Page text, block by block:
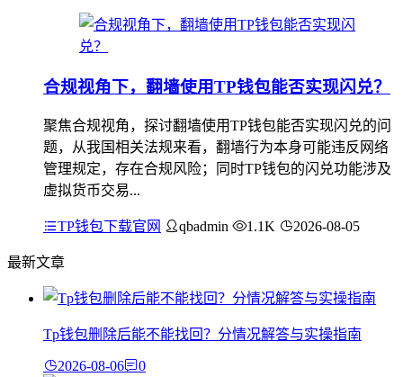
合规视角下，翻墙使用TP钱包能否实现闪兑？
聚焦合规视角，探讨翻墙使用TP钱包能否实现闪兑的问
题，从我国相关法规来看，翻墙行为本身可能违反网络
管理规定，存在合规风险；同时TP钱包的闪兑功能涉及
虚拟货币交易...
TP钱包下载官网 qbadmin 1.1K 2026-08-05
最新文章
Tp钱包删除后能不能找回？分情况解答与实操指南
2026-08-06 0